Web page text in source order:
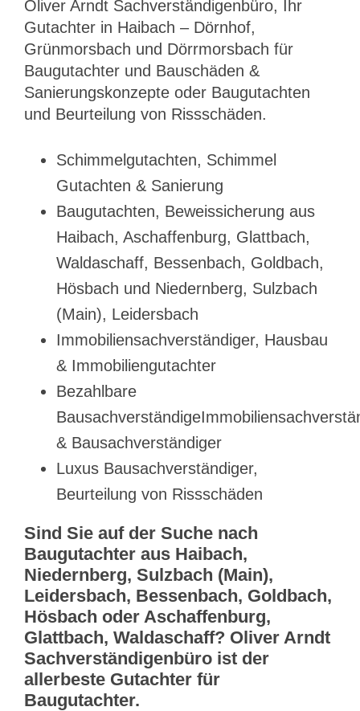
Oliver Arndt Sachverständigenbüro, Ihr
Gutachter in Haibach – Dörnhof,
Grünmorsbach und Dörrmorsbach für
Baugutachter und Bauschäden &
Sanierungskonzepte oder Baugutachten
und Beurteilung von Rissschäden.
Schimmelgutachten, Schimmel
Gutachten & Sanierung
Baugutachten, Beweissicherung aus
Haibach, Aschaffenburg, Glattbach,
Waldaschaff, Bessenbach, Goldbach,
Hösbach und Niedernberg, Sulzbach
(Main), Leidersbach
Immobiliensachverständiger, Hausbau
& Immobiliengutachter
Bezahlbare
& Bausachverständiger
Luxus Bausachverständiger,
Beurteilung von Rissschäden
Sind Sie auf der Suche nach
Baugutachter aus Haibach,
Niedernberg, Sulzbach (Main),
Leidersbach, Bessenbach, Goldbach,
Hösbach oder Aschaffenburg,
Glattbach, Waldaschaff? Oliver Arndt
Sachverständigenbüro ist der
allerbeste Gutachter für
Baugutachter.